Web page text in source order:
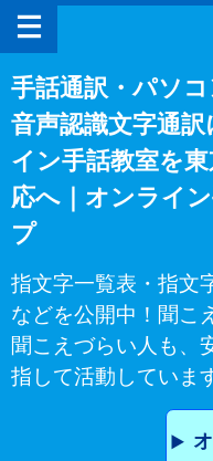
手話通訳・パソコ
音声認識文字通
イン手話教室を
応へ｜オンライ
プ
指文字一覧表・指文
などを公開中！聞こ
聞こえづらい人も、
指して活動していま
▶︎